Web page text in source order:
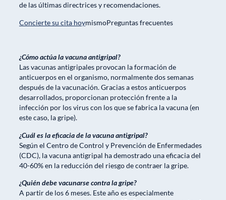
de las últimas directrices y recomendaciones.
Concierte su cita hoymismoPreguntas frecuentes
¿Cómo actúa la vacuna antigripal?
Las vacunas antigripales provocan la formación de
anticuerpos en el organismo, normalmente dos semanas
después de la vacunación. Gracias a estos anticuerpos
desarrollados, proporcionan protección frente a la
infección por los virus con los que se fabrica la vacuna (en
este caso, la gripe).
¿Cuál es la eficacia de la vacuna antigripal?
Según el Centro de Control y Prevención de Enfermedades
(CDC), la vacuna antigripal ha demostrado una eficacia del
40-60% en la reducción del riesgo de contraer la gripe.
¿Quién debe vacunarse contra la gripe?
A partir de los 6 meses. Este año es especialmente